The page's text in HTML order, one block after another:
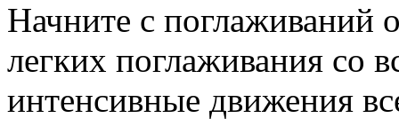
Начните с поглаживаний
легких поглаживания со
интенсивные движения